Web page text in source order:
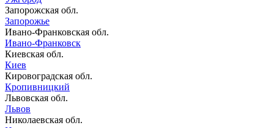
Запорожская обл.
Запорожье
Ивано-Франковская обл.
Ивано-Франковск
Киевская обл.
Киев
Кировоградская обл.
Кропивницкий
Львовская обл.
Львов
Николаевская обл.